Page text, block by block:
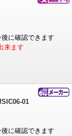
後に確認できます
来ます
01
後に確認できます